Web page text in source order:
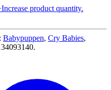
Increase product quantity.
Babypuppen, Cry Babies,
.